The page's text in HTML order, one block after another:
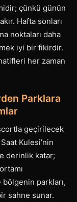
çünkü günün
Hafta sonları
noktaları daha
iyi bir fikirdir.
her zaman
Parklara
geçirilecek
Kulesi’nin
derinlik katar;
parkları,
sahne sunar.